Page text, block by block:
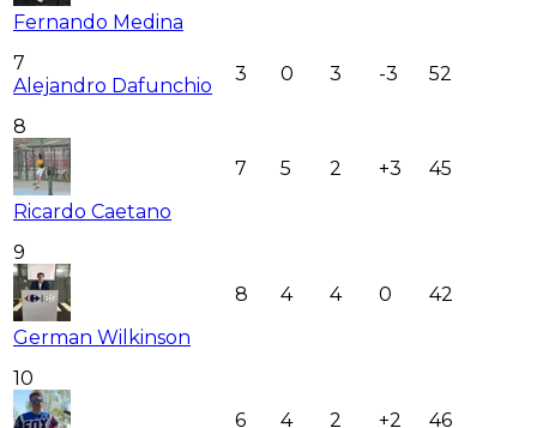
Fernando Medina
7
Alejandro Dafunchio
3 0 3 -3 52
8
Ricardo Caetano
7 5 2 +3 45
9
German Wilkinson
8 4 4 0 42
10
6
4 2 +2 46